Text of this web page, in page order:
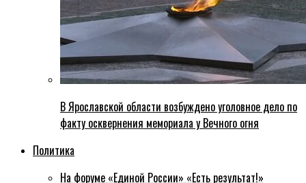
В Ярославской области возбуждено уголовное дело по
факту осквернения мемориала у Вечного огня
Политика
На форуме «Единой России» «Есть результат!»